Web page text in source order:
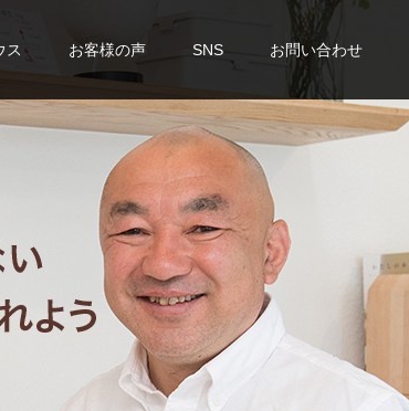
ス お客様の声 SNS お問い合わせ